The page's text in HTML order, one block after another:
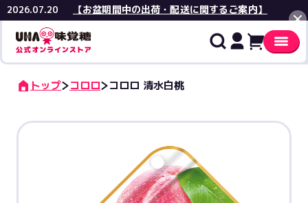
2026.07.20 【お盆期間中の出荷・配送に関するご案内】
閉じる
トップ コロロ コロロ 清水白桃